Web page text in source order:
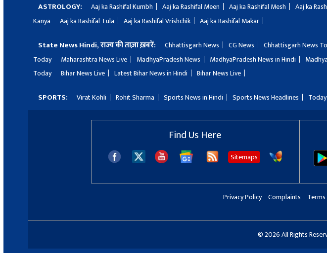
ASTROLOGY: Aaj ka Rashifal Kumbh Aaj ka Rashifal Meen Aaj ka Rashifal Mesh Aaj ka
Kanya
Aaj ka Rashifal Tula Aaj ka Rashifal Vrishchik Aaj ka Rashifal Makar
State News Hindi, राज्य की ताज़ा ख़बरें: Chhattisgarh News CG News Chhattisgarh News
Today
Maharashtra News Live MadhyaPradesh News MadhyaPradesh News in Hindi
Today
Bihar News Live Latest Bihar News in Hindi Bihar News Live
SPORTS: Virat Kohli Rohit Sharma Sports News in Hindi Sports News Headlines
Find Us Here
Sitemaps
Privacy Policy Complaints
© 2026 All Rights